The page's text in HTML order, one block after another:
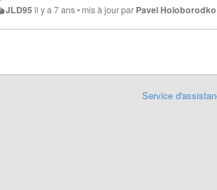
JLD95il y a 7 ans• mis à jour par Pavel Holoborodko
Service